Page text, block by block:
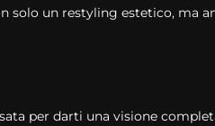
un restyling estetico, ma
per darti una visione